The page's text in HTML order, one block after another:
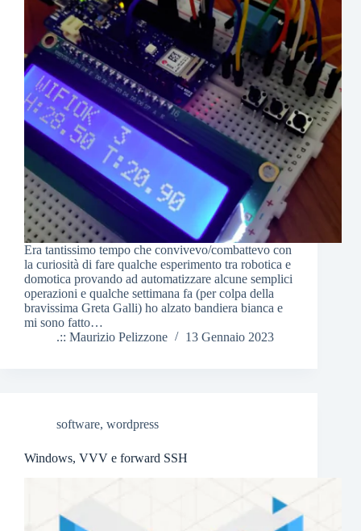
Era tantissimo tempo che convivevo/combattevo con
la curiosità di fare qualche esperimento tra robotica e
domotica provando ad automatizzare alcune semplici
operazioni e qualche settimana fa (per colpa della
bravissima Greta Galli) ho alzato bandiera bianca e
mi sono fatto…
.:: Maurizio Pelizzone
13 Gennaio 2023
software, wordpress
Windows, VVV e forward SSH